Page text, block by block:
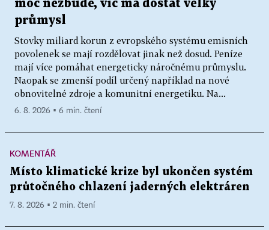
moc nezbude, víc má dostat velký
průmysl
Stovky miliard korun z evropského systému emisních
povolenek se mají rozdělovat jinak než dosud. Peníze
mají více pomáhat energeticky náročnému průmyslu.
Naopak se zmenší podíl určený například na nové
obnovitelné zdroje a komunitní energetiku. Na...
6. 8. 2026 ▪ 6 min. čtení
KOMENTÁŘ
Místo klimatické krize byl ukončen systém
průtočného chlazení jaderných elektráren
7. 8. 2026 ▪ 2 min. čtení